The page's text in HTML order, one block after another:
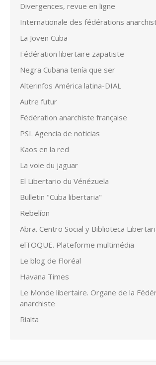
Divergences, revue en ligne
Internationale des fédérations
La Joven Cuba
Fédération libertaire zapatiste
Negra Cubana tenía que ser
Alterinfos América latina-DIAL
Autre futur
Fédération anarchiste française
PSI. Agencia de noticias
Kaos en la red
La voie du jaguar
El Libertario du Vénézuela
Bulletin "Cuba libertaria"
Rebelíon
Abra. Centro Social y Biblioteca
elTOQUE. Plateforme multimédia
Le blog de Floréal
Havana Times
Le Monde libertaire. Organe de la
anarchiste
Rialta